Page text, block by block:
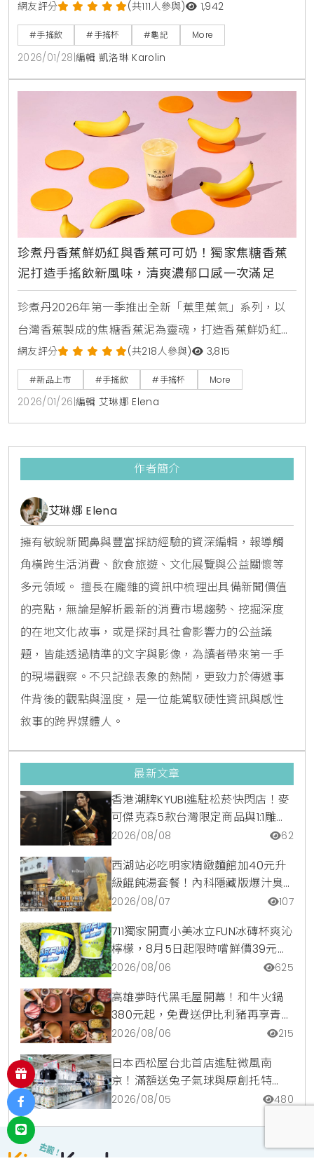
購，限量推出 18 公分公仔、吊飾、刺繡帽及專屬杯
身。結合龍家昇的潮玩藝術與龜記茶飲體驗，打造小人
物大生活的跨界宇宙。
網友評分 (共111人參與) 1,942
#手搖飲 #手搖杯 #龜記 More
2026/01/28 編輯 凱洛琳 Karolin
珍煮丹香蕉鮮奶紅與香蕉可可奶！獨家焦糖香蕉
泥打造手搖飲新風味，清爽濃郁口感一次滿足
珍煮丹2026年第一季推出全新「蕉里蕉氣」系列，以
台灣香蕉製成的焦糖香蕉泥為靈魂，打造香蕉鮮奶紅，
香蕉奶青與香蕉可可奶三款特色飲品。新品結合烏瓦錫
蘭紅茶與純可可鮮奶，呈現清爽與濃郁兼具的獨特風
味，全台門市同步上市。
網友評分 (共218人參與) 3,815
#新品上市 #手搖飲 #手搖杯 More
2026/01/26 編輯 艾琳娜 Elena
作者簡介
艾琳娜 Elena
擁有敏銳新聞鼻與豐富採訪經驗的資深編輯，報導觸
角橫跨生活消費、飲食旅遊、文化展覽與公益關懷等
多元領域。 擅長在龐雜的資訊中梳理出具備新聞價值
的亮點，無論是解析最新的消費市場趨勢、挖掘深度
的在地文化故事，或是探討具社會影響力的公益議
題，皆能透過精準的文字與影像，為讀者帶來第一手
的現場觀察。不只記錄表象的熱鬧，更致力於傳遞事
件背後的觀點與溫度，是一位能駕馭硬性資訊與感性
敘事的跨界媒體人。
最新文章
香港潮牌KYUBI進駐松菸快閃店！麥
可傑克森5款台灣限定商品與1:1雕像
震撼登場
2026/08/08 62
西湖站必吃明家精緻麵館加40元升
級餛飩湯套餐！內科隱藏版爆汁臭
豆腐麵與牛肉麵疙瘩平價攻略
2026/08/07 107
711獨家開賣小美冰立FUN冰磚杯爽沁
檸檬，8月5日起限時嚐鮮價39元特
調咖啡氣泡水超讚
2026/08/06 625
高雄夢時代黑毛屋開幕！和牛火鍋
380元起，免費送伊比利豬再享青森
蘋果冰淇淋加購價。
2026/08/06 215
日本西松屋台北首店進駐微風南
京！滿額送兔子氣球與原創托特
包，指定夏裝享8折優惠
2026/08/05 480